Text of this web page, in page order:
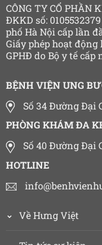
CÔNG TY CỔ PHẦN
ĐKKD số:
phố Hà Nội cấp lần
Giấy phép hoạt động
GPHĐ do Bộ y tế cấp
BỆNH VIỆN UNG
Số 34 Đường Đại
PHÒNG KHÁM ĐA
Số 40 Đường Đại
HOTLINE
Về Hưng Việt